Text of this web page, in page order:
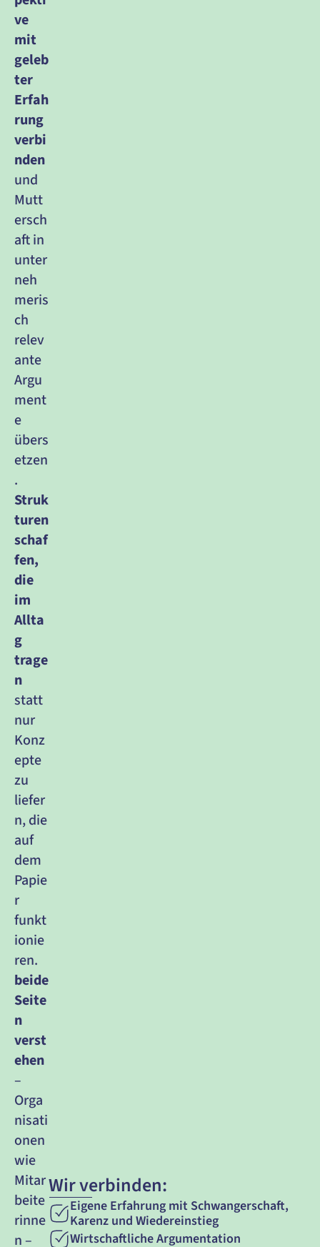
ve
mit
geleb
ter
Erfah
rung
verbi
nden
und
Mutt
ersch
aft in
unter
neh
meris
ch
relev
ante
Argu
ment
e
übers
etzen
.
Struk
turen
schaf
fen,
die
im
Allta
g
trage
n
statt
nur
Konz
epte
zu
liefer
n, die
auf
dem
Papie
r
funkt
ionie
ren.
beide
Seite
n
verst
ehen
–
Orga
nisati
onen
wie
Mitar
beite
rinne
n –
Wir verbinden:
Eigene Erfahrung mit Schwangerschaft,
Karenz und Wiedereinstieg
Wirtschaftliche Argumentation